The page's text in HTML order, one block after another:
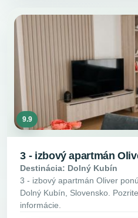
9.9
3 - izbový apartmán
Destinácia: Dolný Kubín
3 - izbový apartmán Oliver
Dolný Kubín, Slovensko.
informácie.